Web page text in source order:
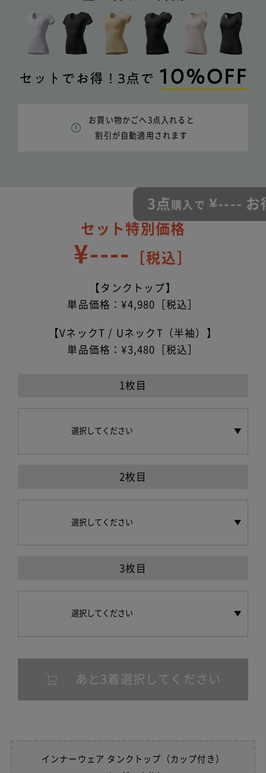
お買い物かごへ3点入れると
割引が自動適用されます
3点 購入で ¥---- お
セット特別価格
¥---- ［税込］
【タンクトップ】
単品価格：¥4,980［税込］
【VネックT / UネックT（半袖）】
単品価格：¥3,480［税込］
1枚目
2枚目
3枚目
あと3着選択してください
インナーウェア タンクトップ（カップ付き）